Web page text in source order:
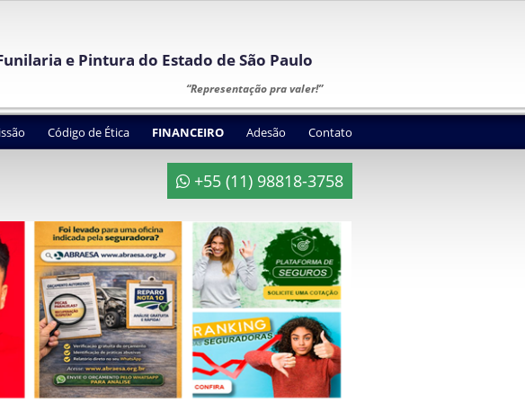
e Pintura do Estado de São Paulo
“Representação pra valer!”
Contato
Adesão
FINANCEIRO
Código de Ética
+55 (11) 98818-3758